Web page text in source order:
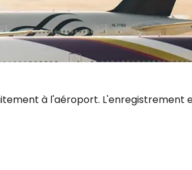
à l'aéroport. L'enregistrement